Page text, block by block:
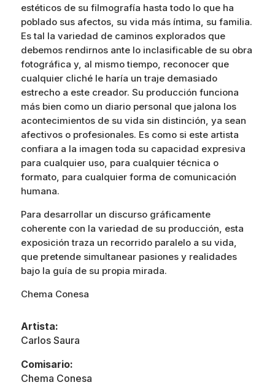
estéticos de su filmografía hasta todo lo que ha
poblado sus afectos, su vida más íntima, su familia.
Es tal la variedad de caminos explorados que
debemos rendirnos ante lo inclasificable de su obra
fotográfica y, al mismo tiempo, reconocer que
cualquier cliché le haría un traje demasiado
estrecho a este creador. Su producción funciona
más bien como un diario personal que jalona los
acontecimientos de su vida sin distinción, ya sean
afectivos o profesionales. Es como si este artista
confiara a la imagen toda su capacidad expresiva
para cualquier uso, para cualquier técnica o
formato, para cualquier forma de comunicación
humana.
Para desarrollar un discurso gráficamente
coherente con la variedad de su producción, esta
exposición traza un recorrido paralelo a su vida,
que pretende simultanear pasiones y realidades
bajo la guía de su propia mirada.
Chema Conesa
Artista:
Carlos Saura
Comisario:
Chema Conesa